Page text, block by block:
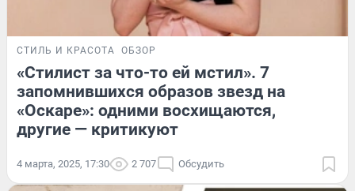
СТИЛЬ И КРАСОТА ОБЗОР
«Стилист за что-то ей мстил». 7
запомнившихся образов звезд на
«Оскаре»: одними восхищаются,
другие — критикуют
4 марта, 2025, 17:30 2 707 Обсудить